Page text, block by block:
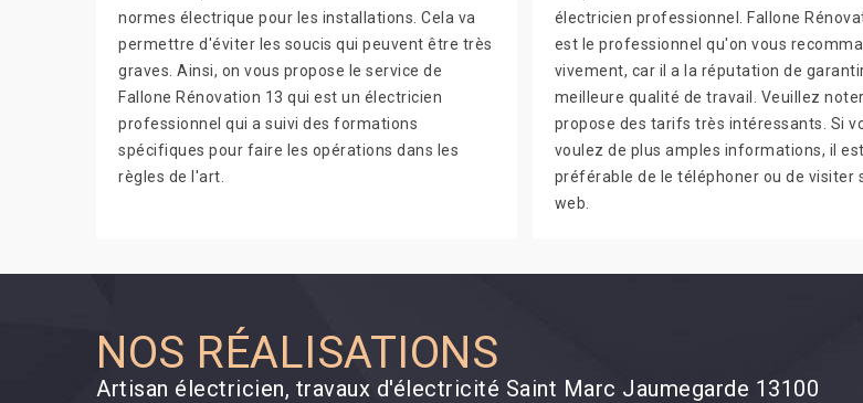
normes électrique pour les installations. Cela va
permettre d'éviter les soucis qui peuvent être très
graves. Ainsi, on vous propose le service de
Fallone Rénovation 13 qui est un électricien
professionnel qui a suivi des formations
spécifiques pour faire les opérations dans les
règles de l'art.
électricien professionnel. Fallone
est le professionnel qu'on vous
vivement, car il a la réputation de
meilleure qualité de travail. Veuillez
propose des tarifs très intéressants. Si
voulez de plus amples informations, il est
préférable de le téléphoner ou de visiter
web.
NOS RÉALISATIONS
Artisan électricien, travaux d'électricité Saint Marc Jaumegarde 13100